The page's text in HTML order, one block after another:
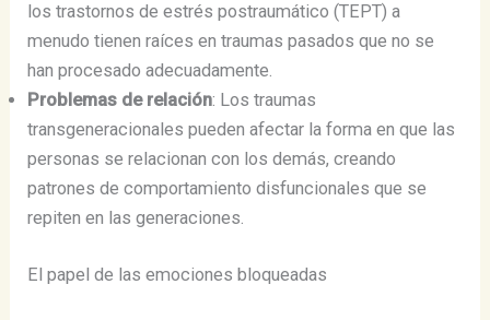
los trastornos de estrés postraumático (TEPT) a
menudo tienen raíces en traumas pasados que no se
han procesado adecuadamente.
Problemas de relación: Los traumas
transgeneracionales pueden afectar la forma en que las
personas se relacionan con los demás, creando
patrones de comportamiento disfuncionales que se
repiten en las generaciones.
El papel de las emociones bloqueadas